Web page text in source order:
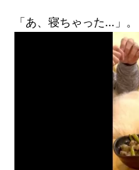
「あ、寝ちゃった…」。